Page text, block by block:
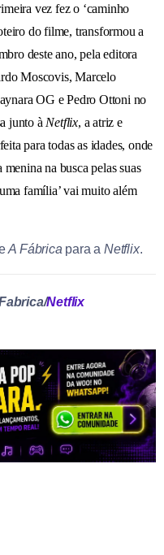
vez fez o ‘caminho
do filme, transformou a
deste ano, pela editora
Moscovis, Marcelo
OG e Pedro Ottoni no
junto à Netflix, a atriz e
para todas as idades, onde
na busca pelas suas
família’ vai muito além
A Fábrica para aNetflix.
Netflix